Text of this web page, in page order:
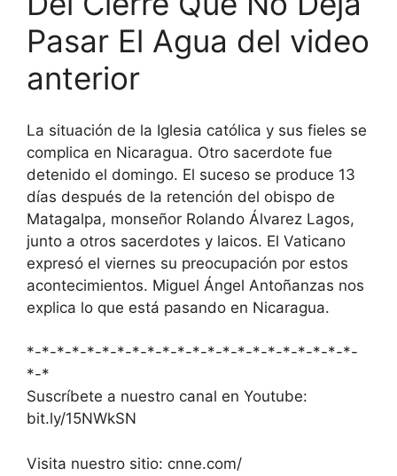
Pasar El Agua del video
anterior
La situación de la Iglesia católica y sus fieles se
complica en Nicaragua. Otro sacerdote fue
detenido el domingo. El suceso se produce 13
días después de la retención del obispo de
Matagalpa, monseñor Rolando Álvarez Lagos,
junto a otros sacerdotes y laicos. El Vaticano
expresó el viernes su preocupación por estos
acontecimientos. Miguel Ángel Antoñanzas nos
explica lo que está pasando en Nicaragua.
*-*-*-*-*-*-*-*-*-*-*-*-*-*-*-*-*-*-*-*-*-*-
*-*
Suscríbete a nuestro canal en Youtube:
bit.ly/15NWkSN
Visita nuestro sitio: cnne.com/